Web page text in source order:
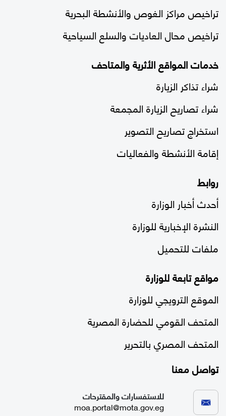
تراخيص مراكز الغوص والأنشطة البحرية
تراخيص محال العاديات والسلع السياحية
خدمات المواقع الأثرية والمتاحف
شراء تذاكر الزيارة
شراء تصاريح الزيارة المجمعة
استخراج تصاريح التصوير
إقامة الأنشطة والفعاليات
روابط
أحدث أخبار الوزارة
النشرة الإخبارية للوزارة
ملفات للتحميل
مواقع تابعة للوزارة
الموقع الترويجي للوزارة
المتحف القومي للحضارة المصرية
المتحف المصري بالتحرير
تواصل معنا
للاستفسارات والمقترحات
moa.portal@mota.gov.eg